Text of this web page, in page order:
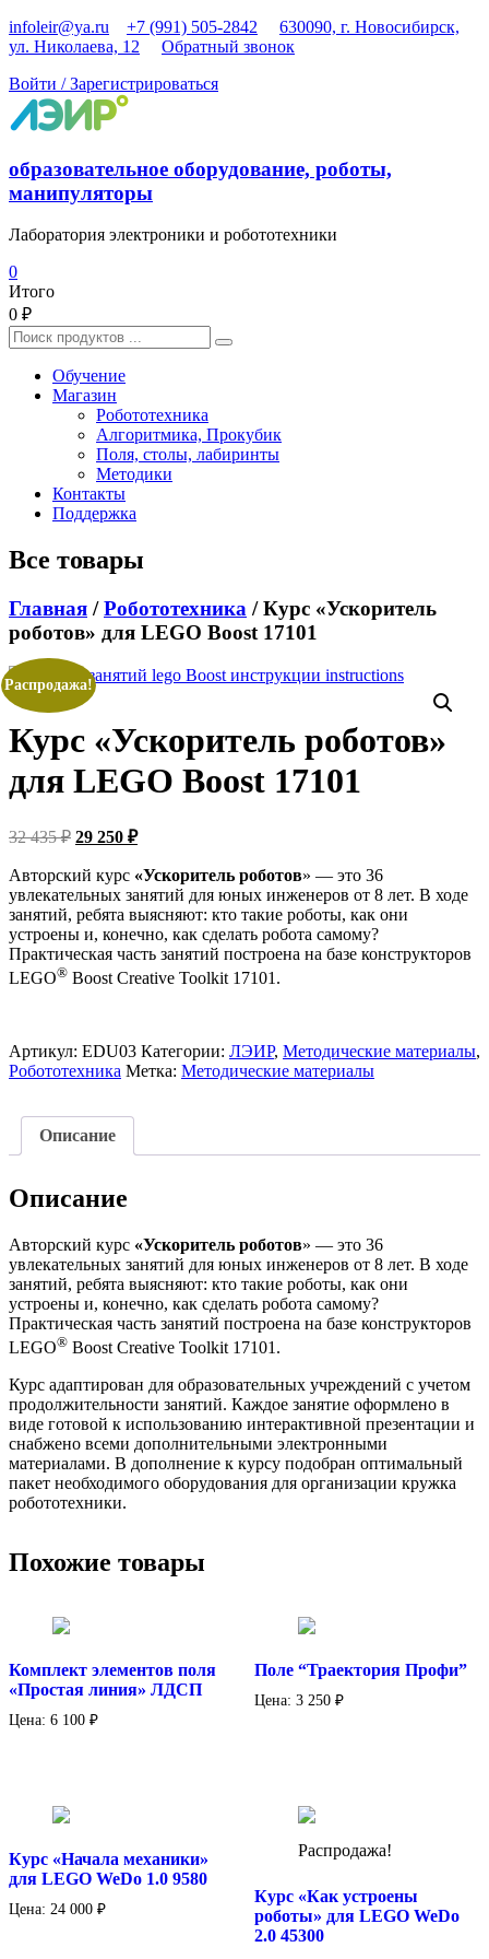
Перейти
к
infoleir@ya.ru +7 (991) 505-2842
630090, г. Новосибирск,
ул. Николаева, 12
Обратный звонок
Войти / Зарегистрироваться
образовательное оборудование, роботы,
манипуляторы
Лаборатория электроники и робототехники
0
Итого
0 ₽
Найти:
Обучение
Магазин
Робототехника
Алгоритмика, Прокубик
Поля, столы, лабиринты
Методики
Контакты
Поддержка
Все товары
Главная /Робототехника / Курс «Ускоритель
роботов» для LEGO Boost 17101
Распродажа!
Курс «Ускоритель роботов»
для LEGO Boost 17101
32 435₽ Первоначальная
составляла
32
435 ₽.
29 250 ₽Текущая
29
250 ₽.
Авторский курс «Ускоритель роботов» — это 36
увлекательных занятий для юных инженеров от 8 лет. В ходе
занятий, ребята выясняют: кто такие роботы, как они
устроены и, конечно, как сделать робота самому?
Практическая часть занятий построена на базе конструкторов
LEGO® Boost Creative Toolkit 17101.
Артикул: EDU03 Категории: ЛЭИР, Методические материалы,
Робототехника Метка: Методические материалы
Описание
Описание
Авторский курс «Ускоритель роботов» — это 36
увлекательных занятий для юных инженеров от 8 лет. В ходе
занятий, ребята выясняют: кто такие роботы, как они
устроены и, конечно, как сделать робота самому?
Практическая часть занятий построена на базе конструкторов
LEGO® Boost Creative Toolkit 17101.
Курс адаптирован для образовательных учреждений с учетом
продолжительности занятий. Каждое занятие оформлено в
виде готовой к использованию интерактивной презентации и
снабжено всеми дополнительными электронными
материалами. В дополнение к курсу подобран оптимальный
пакет необходимого оборудования для организации кружка
робототехники.
Похожие товары
Комплект элементов поля
«Простая линия» ЛДСП
Цена: 6 100 ₽
Поле “Траектория Профи”
Цена: 3 250 ₽
Курс «Начала механики»
для LEGO WeDo 1.0 9580
Цена: 24 000 ₽
Распродажа!
Курс «Как устроены
роботы» для LEGO WeDo
2.0 45300